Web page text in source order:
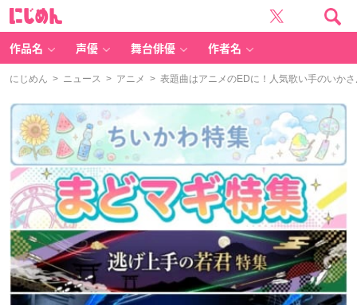
作品名 声優 舞台俳優 作者名
にじめん > ニュース > アニメ > 表題曲はアニメのEDに！人気歌い手のいか